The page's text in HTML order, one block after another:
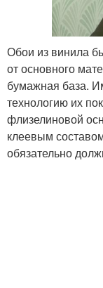
Обои из винила
от основного
бумажная база.
технологию их
флизелиновой
клеевым
обязательно